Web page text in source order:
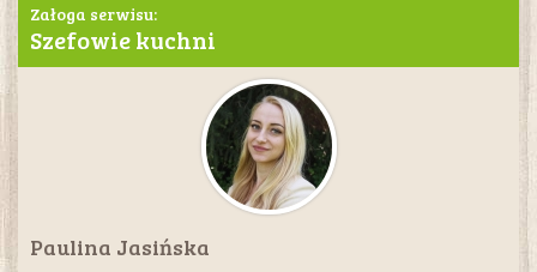
Załoga serwisu:
Szefowie kuchni
Paulina Jasińska